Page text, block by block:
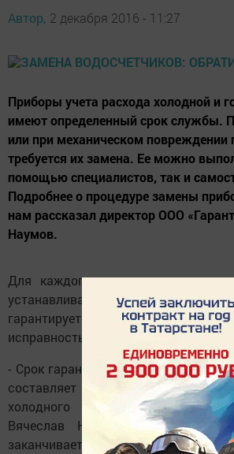
Автор, 2 декабря 2016 - 11:27
Приборы учета расхода холодной и
имеют определенный срок службы.
или при механическом повреждении
требуется их замена. Ее можно
помощью специалистов, так и
Подробнее о процедуре замены
нам рассказал директор ООО
Наумов.
Для каждого водяного счетчика
устанавливает определенный срок,
гарантируется точность
исправность прибора.
- Срок гарантии отражается в
составляет 6 лет, как на счетчик
холодного водоснабжения, -
Вячеслав Наумов. - После
заканчивается, необходимо